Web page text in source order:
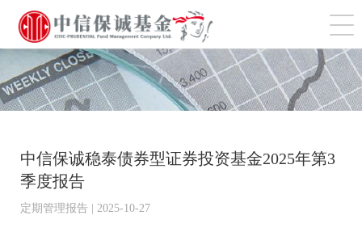
切
中信保诚稳泰债券型证券投资基金2025年第3
季度报告
定期管理报告 | 2025-10-27